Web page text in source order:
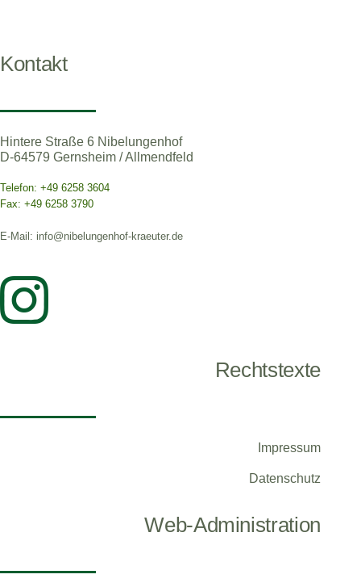
Kontakt
Hintere Straße 6 Nibelungenhof
D-64579 Gernsheim / Allmendfeld
Telefon: +49 6258 3604
Fax: +49 6258 3790
E-Mail: info@nibelungenhof-kraeuter.de
Rechtstexte
Impressum
Datenschutz
Web-Administration